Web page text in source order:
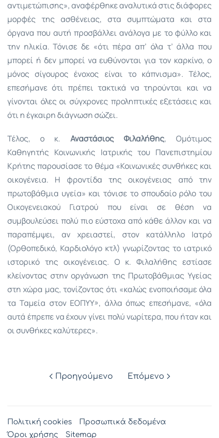
αντιμετώπισης», αναφέρθηκε αναλυτικά στις διάφορες
μορφές της ασθένειας, στα συμπτώματα και στα
όργανα που αυτή προσβάλλει ανάλογα με το φύλλο και
την ηλικία. Τόνισε δε «ότι πέρα απ’ όλα τ’ άλλα που
μπορεί ή δεν μπορεί να ευθύνονται για τον καρκίνο, ο
μόνος σίγουρος ένοχος είναι το κάπνισμα». Τέλος,
επεσήμανε ότι πρέπει τακτικά να τηρούνται και να
γίνονται όλες οι σύγχρονες προληπτικές εξετάσεις και
ότι η έγκαιρη διάγνωση σώζει.
Τέλος, ο κ. Αναστάσιος Φιλαλήθης, Ομότιμος
Καθηγητής Κοινωνικής Ιατρικής του Πανεπιστημίου
Κρήτης παρουσίασε το θέμα «Κοινωνικές συνθήκες και
οικογένεια. Η φροντίδα της οικογένειας από την
πρωτοβάθμια υγεία» και τόνισε το σπουδαίο ρόλο του
Οικογενειακού Γιατρού που είναι σε θέση να
συμβουλεύσει πολύ πιο εύστοχα από κάθε άλλον και να
παραπέμψει, αν χρειαστεί, στον κατάλληλο Ιατρό
(Ορθοπεδικό, Καρδιολόγο κτλ) γνωρίζοντας το ιατρικό
ιστορικό της οικογένειας. Ο κ. Φιλαλήθης εστίασε
κλείνοντας στην οργάνωση της Πρωτοβάθμιας Υγείας
στη χώρα μας, τονίζοντας ότι «καλώς ενοποιήσαμε όλα
τα Ταμεία στον ΕΟΠΥΥ», άλλα όπως επεσήμανε, «όλα
αυτά έπρεπε να έχουν γίνει πολύ νωρίτερα, που ήταν και
οι συνθήκες καλύτερες».
Προηγούμενο Επόμενο
Πολιτική cookies
Προσωπικά δεδομένα
Όροι χρήσης
Sitemap